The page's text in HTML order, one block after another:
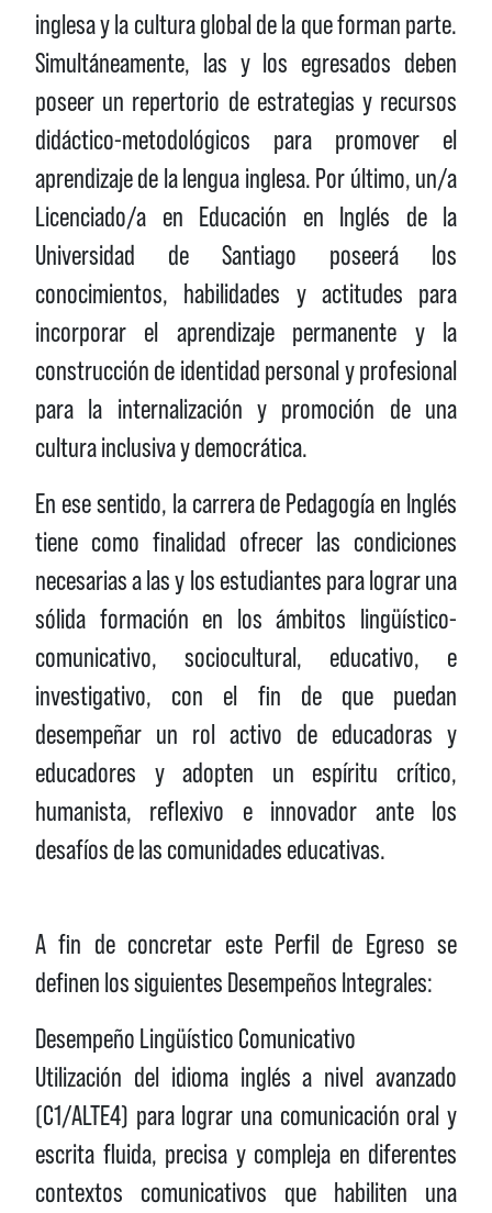
inglesa y la cultura global de la que forman parte.
Simultáneamente, las y los egresados deben
poseer un repertorio de estrategias y recursos
didáctico-metodológicos para promover el
aprendizaje de la lengua inglesa. Por último, un/a
Licenciado/a en Educación en Inglés de la
Universidad de Santiago poseerá los
conocimientos, habilidades y actitudes para
incorporar el aprendizaje permanente y la
construcción de identidad personal y profesional
para la internalización y promoción de una
cultura inclusiva y democrática.
En ese sentido, la carrera de Pedagogía en Inglés
tiene como finalidad ofrecer las condiciones
necesarias a las y los estudiantes para lograr una
sólida formación en los ámbitos lingüístico-
comunicativo, sociocultural, educativo, e
investigativo, con el fin de que puedan
desempeñar un rol activo de educadoras y
educadores y adopten un espíritu crítico,
humanista, reflexivo e innovador ante los
desafíos de las comunidades educativas.
A fin de concretar este Perfil de Egreso se
definen los siguientes Desempeños Integrales:
Desempeño Lingüístico Comunicativo
Utilización del idioma inglés a nivel avanzado
(C1/ALTE4) para lograr una comunicación oral y
escrita fluida, precisa y compleja en diferentes
contextos comunicativos que habiliten una